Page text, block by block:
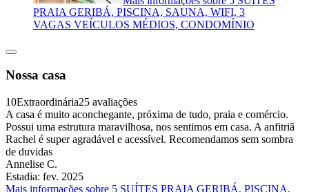
PRAIA GERIBÁ, PISCINA, SAUNA, WIFI, 3
VAGAS VEÍCULOS MÉDIOS, CONDOMÍNIO
Nossa casa
10Extraordinária25 avaliações
A casa é muito aconchegante, próxima de tudo, praia e comércio.
Possui uma estrutura maravilhosa, nos sentimos em casa. A anfitriã
Rachel é super agradável e acessível. Recomendamos sem sombra
de duvidas
Annelise C.
Estadia: fev. 2025
Mais informações sobre 5 SUÍTES PRAIA GERIBÁ, PISCINA,